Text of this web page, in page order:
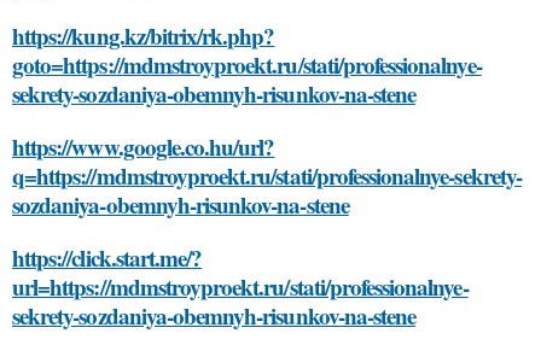
https://kung.kz/bitrix/rk.php?
goto=https://mdmstroyproekt.ru/stati/professionalnye-
sekrety-sozdaniya-obemnyh-risunkov-na-stene
https://www.google.co.hu/url?
q=https://mdmstroyproekt.ru/stati/professionalnye-sekrety-
sozdaniya-obemnyh-risunkov-na-stene
https://click.start.me/?
url=https://mdmstroyproekt.ru/stati/professionalnye-
sekrety-sozdaniya-obemnyh-risunkov-na-stene